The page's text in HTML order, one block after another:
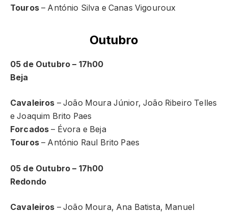
Touros– António Silva e Canas Vigouroux
Outubro
05 de Outubro – 17h00
Beja
Cavaleiros – João Moura Júnior, João Ribeiro Telles
e Joaquim Brito Paes
Forcados – Évora e Beja
Touros– António Raul Brito Paes
05 de Outubro – 17h00
Redondo
Cavaleiros – João Moura, Ana Batista, Manuel